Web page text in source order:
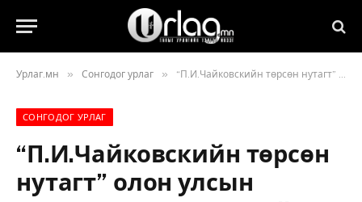
Урлаг.мн » Сонгодог урлаг » “П.И.Чайковскийн төрсөн нутагт” олон улсын хүүхэд, залуучуудын II уралдааны бүртгэл эхэллээ
СОНГОДОГ УРЛАГ
“П.И.Чайковскийн төрсөн
нутагт” олон улсын